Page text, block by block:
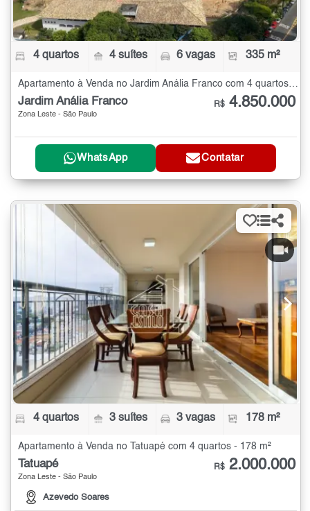
4 quartos 4 suítes 6 vagas 335 m²
Apartamento à Venda no Jardim Anália Franco com 4 quartos - 335 m²
Jardim Anália Franco
Zona Leste - São Paulo
R$ 4.850.000
WhatsApp Contatar
4 quartos 3 suítes 3 vagas 178 m²
Apartamento à Venda no Tatuapé com 4 quartos - 178 m²
Tatuapé
Zona Leste - São Paulo
Azevedo Soares
R$ 2.000.000